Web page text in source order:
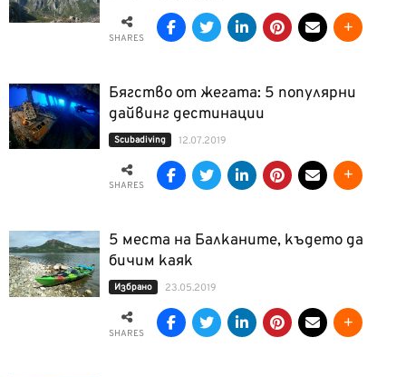
SHARES
Бягство от жегата: 5 популярни
дайвинг дестинации
Scubadiving 12.07.2019
SHARES
5 места на Балканите, където да
бичим каяк
Избрано 23.05.2019
SHARES